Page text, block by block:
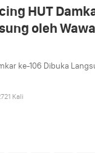
HUT
oleh
ke-106 Dibuka
Kali